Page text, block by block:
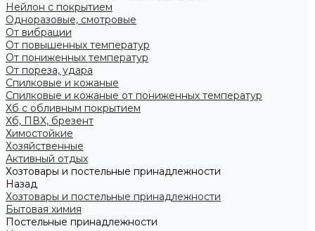
Нейлон с покрытием
Одноразовые, смотровые
От вибрации
От повышенных температур
От пониженных температур
От пореза, удара
Спилковые и кожаные
Спилковые и кожаные от пониженных температур
Хб с обливным покрытием
Хб, ПВХ, брезент
Химостойкие
Хозяйственные
Активный отдых
Хозтовары и постельные принадлежности
Назад
Хозтовары и постельные принадлежности
Бытовая химия
Постельные принадлежности